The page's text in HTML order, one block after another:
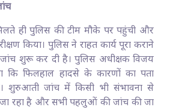
ही पुलिस की टीम मौके पर पहुंची और
किया। पुलिस ने राहत कार्य पूरा कराने
शुरू कर दी है। पुलिस अधीक्षक विजय
कि फिलहाल हादसे के कारणों का पता
शुरुआती जांच में किसी भी संभावना से
जा रहा है और सभी पहलुओं की जांच की जा